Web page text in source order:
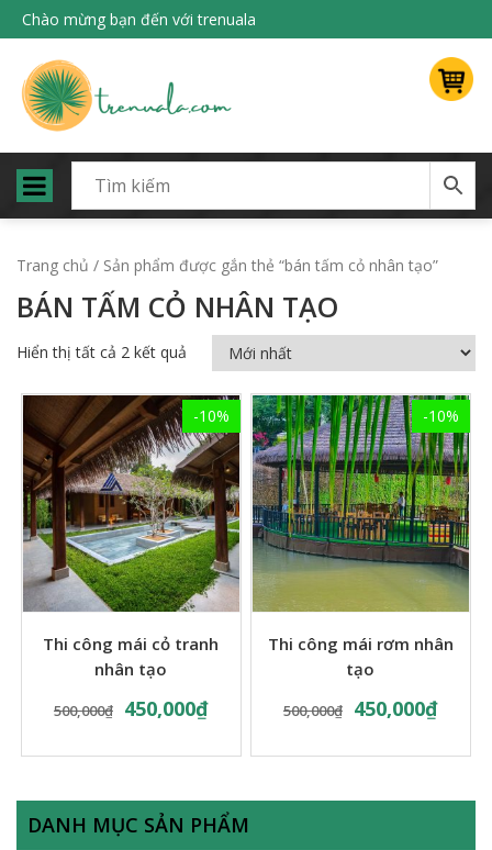
Chào mừng bạn đến với trenuala
Trang chủ / Sản phẩm được gắn thẻ “bán tấm cỏ nhân tạo”
BÁN TẤM CỎ NHÂN TẠO
Hiển thị tất cả 2 kết quả
-10%
Thi công mái cỏ tranh
nhân tạo
500,000₫ 450,000₫
-10%
Thi công mái rơm nhân
tạo
500,000₫ 450,000₫
DANH MỤC SẢN PHẨM